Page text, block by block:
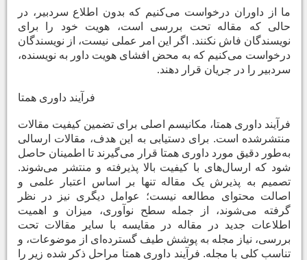
ما از داوران درخواست می‌کنیم که بدون اطلاع سردبیر، در
حالی که مقاله تحت بررسی است، هویت خود را برای
نویسندگان فاش نکنند. اگر این امر عملی نیست، از نویسندگان
درخواست می‌کنیم که به محض افشای هویت داور به نویسنده،
سردبیر را در جریان قرار دهند.
فرآیند داوری همتا
فرآیند داوری همتا، مکانیسم اصلی برای تضمین کیفیت مقالات
منتشرشده است. برای دستیابی به این هدف، مقالات ارسالی
به‌طور دقیق مورد داوری همتا قرار می‌گیرند تا اطمینان حاصل
شود که ارسال‌های با کیفیت بالا پذیرفته و منتشر می‌شوند.
تصمیم به پذیرش یک مقاله تنها بر اساس اعتبار علمی و
اصالت محتوای مطالعه نیست؛ عوامل دیگری نیز در نظر
گرفته می‌شوند، از جمله سطح نوآوری، میزان و اهمیت
اطلاعات جدید در مقاله در مقایسه با سایر مقالات تحت
بررسی، نیاز مجله به پوشش طیف گسترده‌ای از موضوعات، و
تناسب کلی با مجله. فرآیند داوری همتا مراحل ذکر شده زیر را